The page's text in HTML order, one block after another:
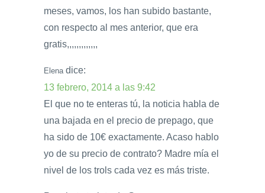
meses, vamos, los han subido bastante,
con respecto al mes anterior, que era
gratis,,,,,,,,,,,,,
Elena dice:
13 febrero, 2014 a las 9:42
El que no te enteras tú, la noticia habla de
una bajada en el precio de prepago, que
ha sido de 10€ exactamente. Acaso hablo
yo de su precio de contrato? Madre mía el
nivel de los trols cada vez es más triste.